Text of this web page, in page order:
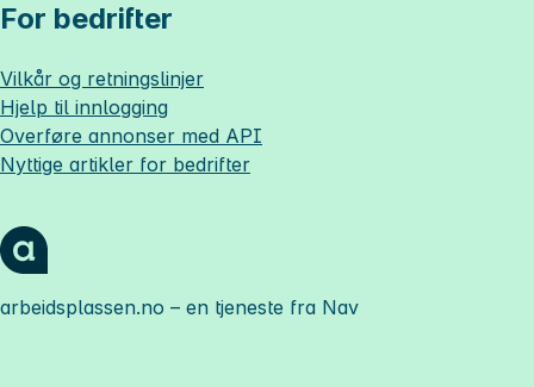
For bedrifter
Vilkår og retningslinjer
Hjelp til innlogging
Overføre annonser med API
Nyttige artikler for bedrifter
arbeidsplassen.no – en tjeneste fra Nav